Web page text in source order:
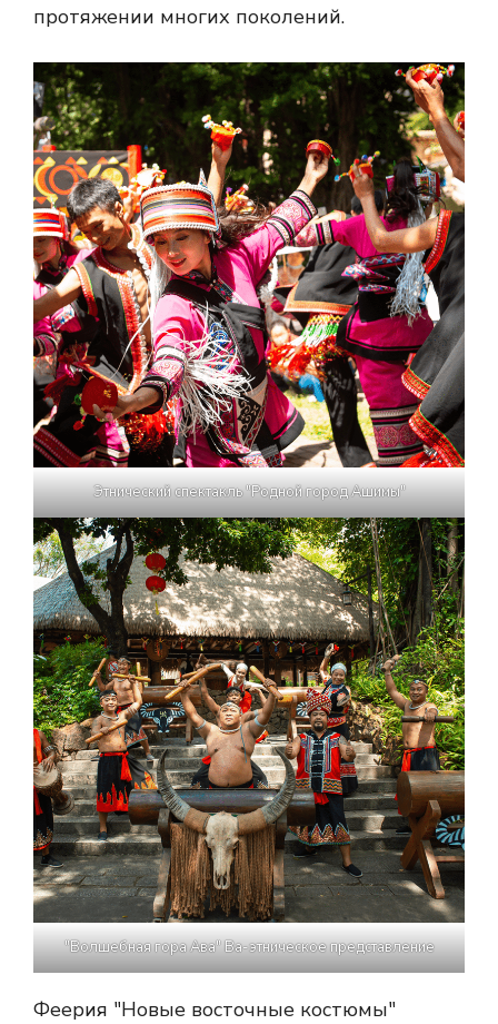
протяжении многих поколений.
Этнический спектакль "Родной город Ашимы"
"Волшебная гора Ава" Ва-этническое представление
Феерия "Новые восточные костюмы"